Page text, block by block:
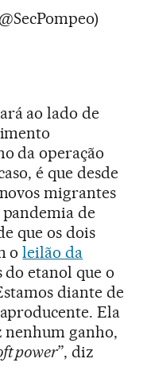
ao lado de
da operação
é que desde
migrantes
pandemia de
que os dois
oleilão da
do etanol que o
diante de
Ela
ganho,
power”, diz